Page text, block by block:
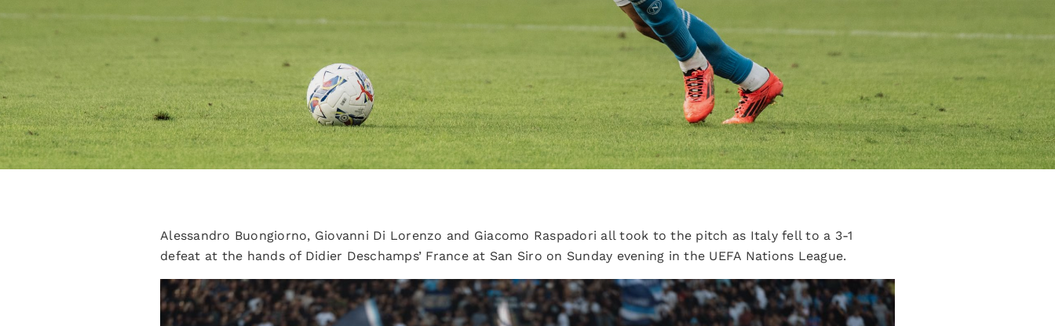
Alessandro Buongiorno, Giovanni Di Lorenzo and Giacomo Raspadori all took to the pitch as Italy fell to a 3-1
defeat at the hands of Didier Deschamps’ France at San Siro on Sunday evening in the UEFA Nations League.